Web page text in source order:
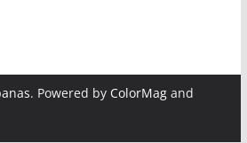
. Powered by ColorMagand